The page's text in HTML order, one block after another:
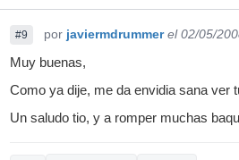
#9 por javiermdrummer el 02/05/
Muy buenas,
Como ya dije, me da envidia sana ver
Un saludo tio, y a romper muchas